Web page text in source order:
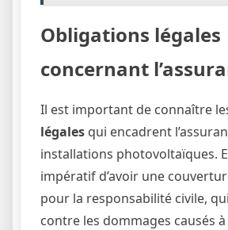
Obligations légales
concernant
Il est important de connaître
légales qui encadrent
installations photovoltaïques.
impératif d’avoir une
pour la responsabilité civile,
contre les dommages causés à